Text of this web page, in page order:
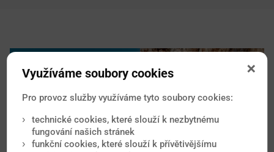
Využíváme soubory cookies
Pro provoz služby využíváme tyto soubory cookies:
technické cookies, které slouží k nezbytnému
fungování našich stránek
funkční cookies, které slouží k přívětivějšímu